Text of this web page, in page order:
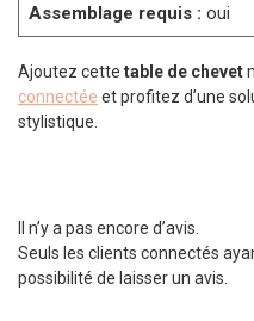
Assemblage requis : oui
Ajoutez cette table de chevet
connectée et profitez d’une
stylistique.
Il n’y a pas encore d’avis.
Seuls les clients connectés
possibilité de laisser un avis.